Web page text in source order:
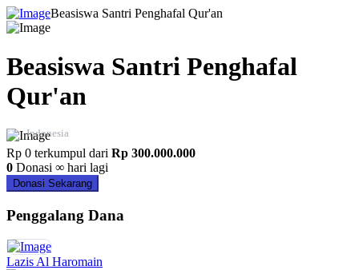
Beasiswa Santri Penghafal Qur'an
Beasiswa Santri Penghafal
Qur'an
Indonesia
Rp 0 terkumpul dari Rp 300.000.000
0 Donasi ∞ hari lagi
Donasi Sekarang
Penggalang Dana
Lazis Al Haromain